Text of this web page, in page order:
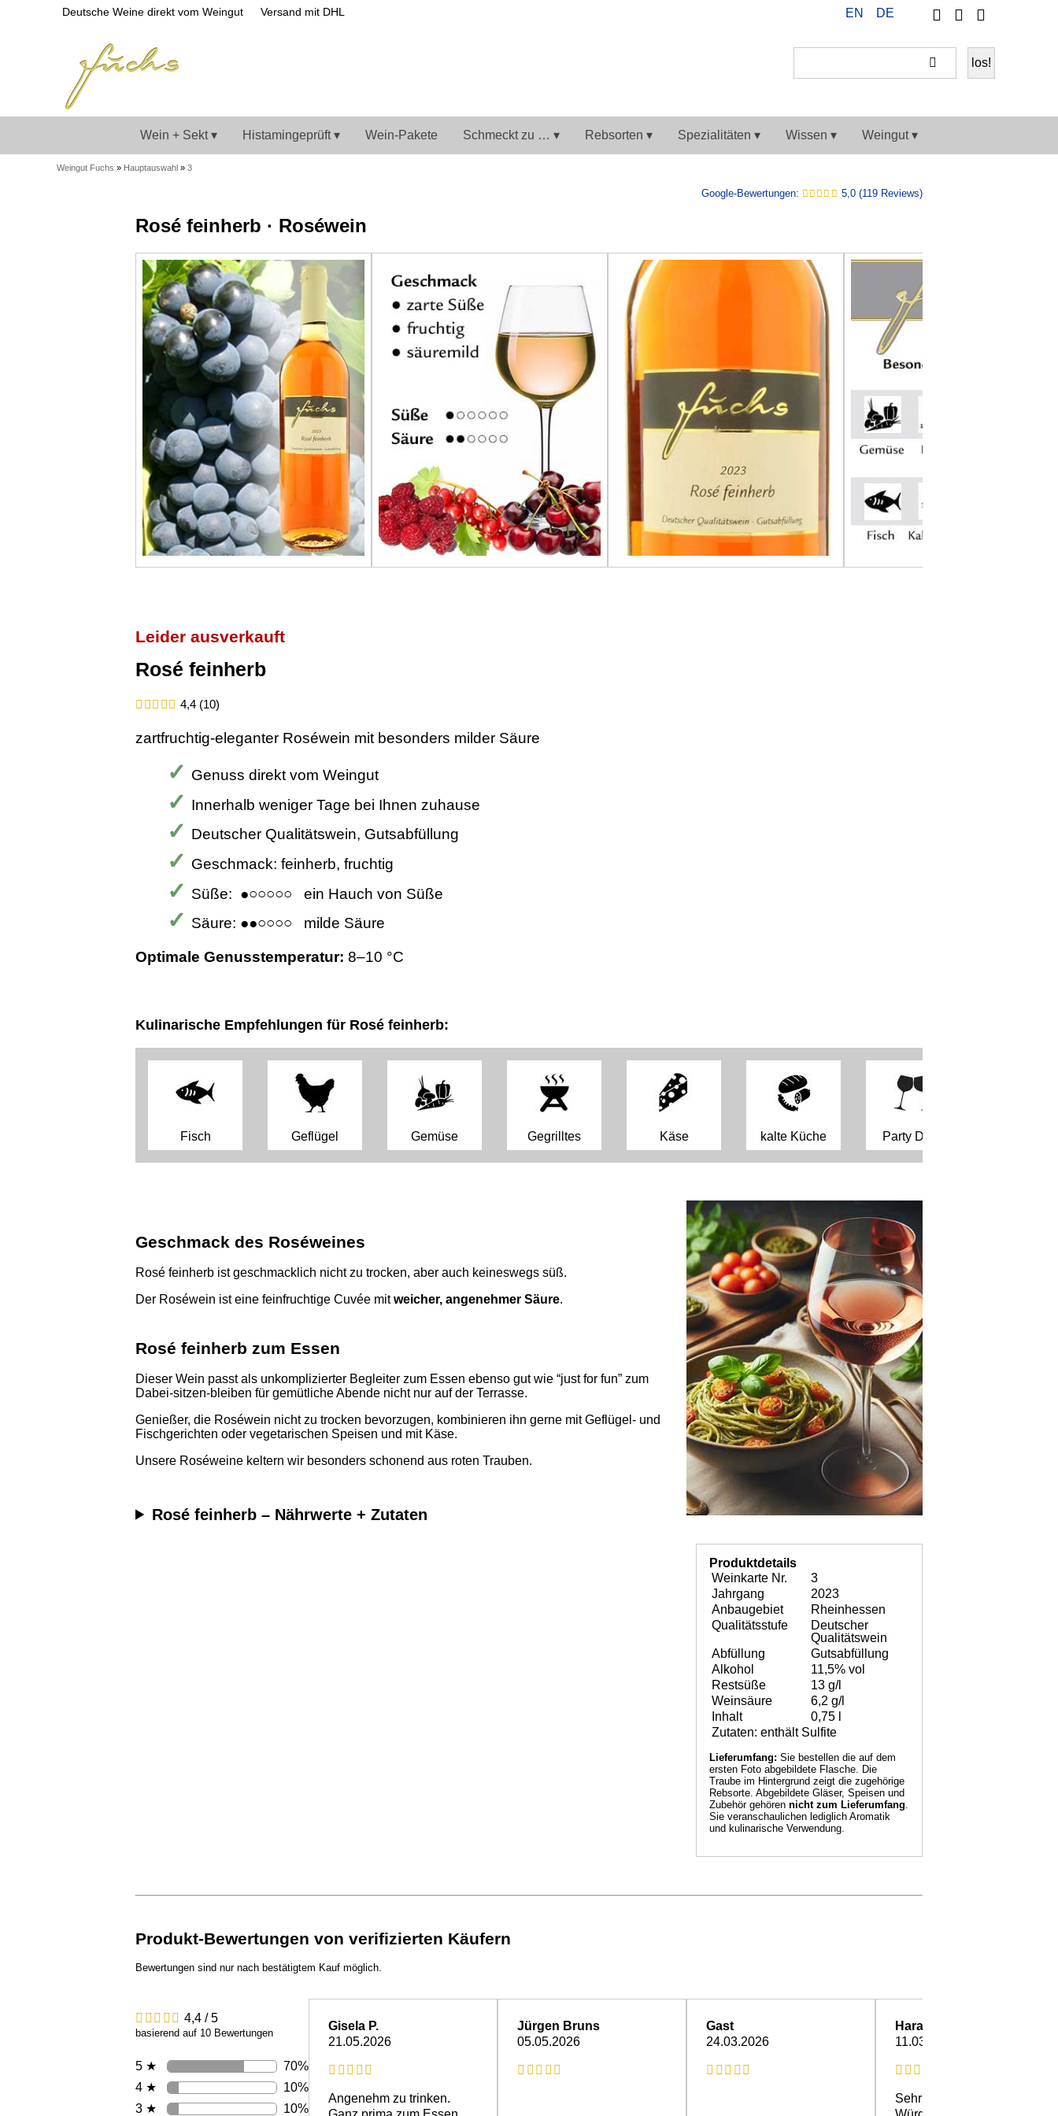
Telefon
Ihr
EN DE
Deutsche Weine direkt vom WeingutVersand mit DHL
Wein + Sekt ▾ Histamingeprüft ▾ Wein-Pakete Schmeckt zu … ▾ Rebsorten ▾ Spezialitäten ▾ Wissen ▾ Weingut ▾
Weingut Fuchs » Hauptauswahl » 3
Google-Bewertungen: 5,0 (119 Reviews)
Rosé feinherb · Roséwein
Leider ausverkauft
Rosé feinherb
4,4 (10)
zartfruchtig-eleganter Roséwein mit besonders milder Säure
Genuss direkt vom Weingut
Innerhalb weniger Tage bei Ihnen zuhause
Deutscher Qualitätswein, Gutsabfüllung
Geschmack: feinherb, fruchtig
Süße: ●○○○○○ ein Hauch von Süße
Säure: ●●○○○○ milde Säure
Optimale Genusstemperatur: 8–10 °C
Kulinarische Empfehlungen für Rosé feinherb:
Fisch Geflügel Gemüse Gegrilltes Käse kalte Küche Party Drink
Geschmack des Roséweines
Rosé feinherb ist geschmacklich nicht zu trocken, aber auch keineswegs süß.
Der Roséwein ist eine feinfruchtige Cuvée mitweicher, angenehmer Säure.
Rosé feinherb zum Essen
Dieser Wein passt als unkomplizierter Begleiter zum Essen ebenso gut wie “just for fun” zum
Dabei-sitzen-bleiben für gemütliche Abende nicht nur auf der Terrasse.
Genießer, die Roséwein nicht zu trocken bevorzugen, kombinieren ihn gerne mit Geflügel- und
Fischgerichten oder vegetarischen Speisen und mit Käse.
Produktdetails
Weinkarte Nr.
3
Jahrgang
2023
Anbaugebiet
Rheinhessen
Qualitätsstufe
Deutscher
Qualitätswein
Abfüllung
Gutsabfüllung
Alkohol
11,5% vol
Restsüße
13 g/l
Weinsäure
6,2 g/l
Inhalt
0,75 l
Zutaten: enthält Sulfite
Lieferumfang: Sie bestellen die auf dem
ersten Foto abgebildete Flasche. Die
Traube im Hintergrund zeigt die zugehörige
Rebsorte. Abgebildete Gläser, Speisen und
Zubehör gehören nicht zum Lieferumfang
Sie veranschaulichen lediglich Aromatik
und kulinarische Verwendung.
Unsere Roséweine keltern wir besonders schonend aus roten Trauben.
Rosé feinherb – Nährwerte + Zutaten
Produkt-Bewertungen von verifizierten Käufern
Bewertungen sind nur nach bestätigtem Kauf möglich.
4,4 / 5
basierend auf 10 Bewertungen
5 ★
70%
4 ★
10%
3 ★
10%
Gisela P.
21.05.2026
Angenehm zu trinken.
Jürgen Bruns
05.05.2026
Gast
24.03.2026
Harald R.
11.03.2026
Sehr gute Wahl.